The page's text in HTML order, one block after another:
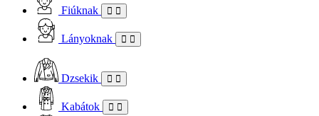
Fiúknak
Lányoknak
Dzsekik
Kabátok